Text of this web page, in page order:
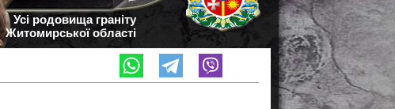
Усі родовища граніту
Житомирської області